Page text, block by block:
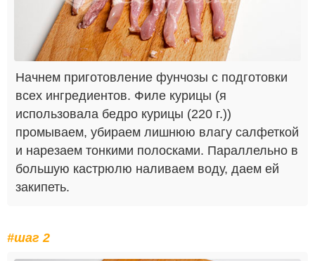
Начнем приготовление фунчозы с подготовки
всех ингредиентов. Филе курицы (я
использовала бедро курицы (220 г.))
промываем, убираем лишнюю влагу салфеткой
и нарезаем тонкими полосками. Параллельно в
большую кастрюлю наливаем воду, даем ей
закипеть.
#шаг 2